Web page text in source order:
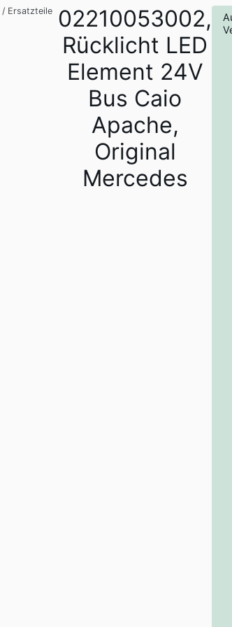
/ Ersatzteile
02210053002,
Rücklicht LED
Element 24V
Bus Caio
Apache,
Original
Mercedes